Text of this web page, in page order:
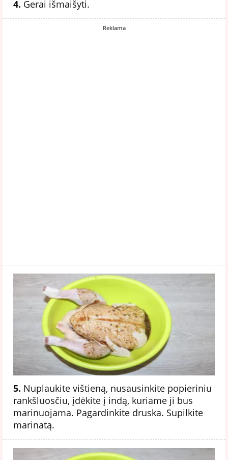
4. Gerai išmaišyti.
Reklama
5. Nuplaukite vištieną, nusausinkite popieriniu
rankšluosčiu, įdėkite į indą, kuriame ji bus
marinuojama. Pagardinkite druska. Supilkite
marinatą.